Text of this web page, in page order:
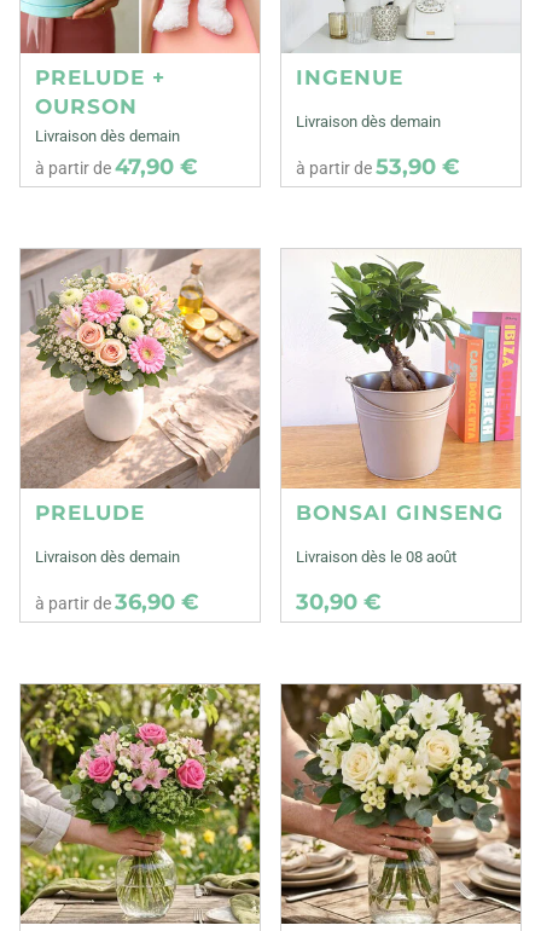
PRELUDE +
OURSON
Livraison dès demain
à partir de47,90 €
INGENUE
Livraison dès demain
à partir de53,90 €
PRELUDE
Livraison dès demain
à partir de36,90 €
BONSAI GINSENG
Livraison dès le 08 août
30,90 €